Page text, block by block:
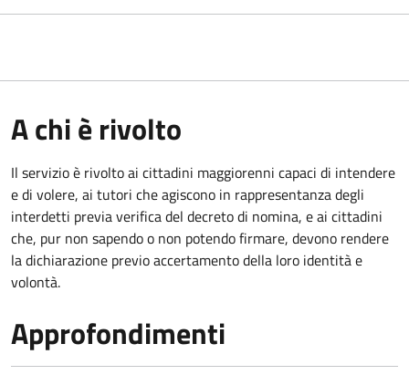
A chi è rivolto
Il servizio è rivolto ai cittadini maggiorenni capaci di intendere
e di volere, ai tutori che agiscono in rappresentanza degli
interdetti previa verifica del decreto di nomina, e ai cittadini
che, pur non sapendo o non potendo firmare, devono rendere
la dichiarazione previo accertamento della loro identità e
volontà.
Approfondimenti